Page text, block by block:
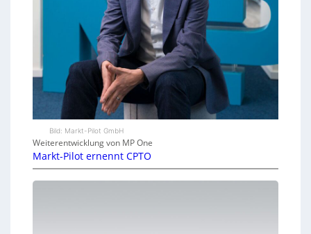
Bild: Markt-Pilot GmbH
Weiterentwicklung von MP One
Markt-Pilot ernennt CPTO